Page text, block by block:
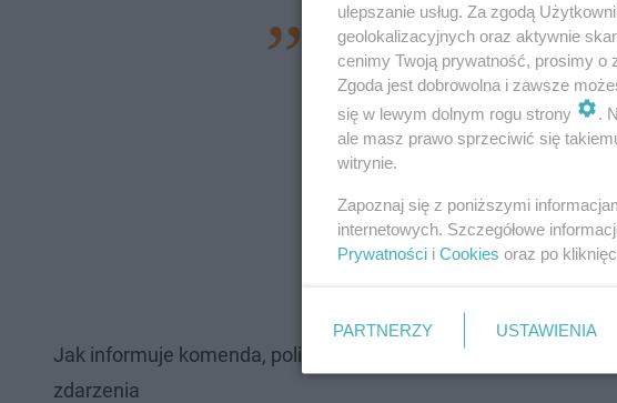
Zatrzymani to obywatele
starówkę mazdą. Kierujący
organizmie oraz posiadał przy
mężczyzn ujawniono również
marihuany oraz białego proszku.
zarejestrowane przez
analizowany przez
Jak informuje komenda, policjanci prowadzą czynności w celu
zdarzenia
ulepszanie usług. Za zgodą
geolokalizacyjnych oraz aktywnie
cenimy Twoją prywatność, prosimy o
Zgoda jest dobrowolna i zawsze
się w lewym dolnym rogu strony
.
ale masz prawo sprzeciwić się
witrynie.
Zapoznaj się z poniższymi
internetowych. Szczegółowe
Prywatności i Cookies oraz po
PARTNERZY USTAWIENIA